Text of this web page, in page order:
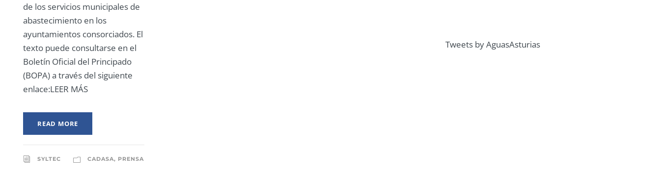
de los servicios municipales de
abastecimiento en los
ayuntamientos consorciados. El
texto puede consultarse en el
Boletín Oficial del Principado
(BOPA) a través del siguiente
enlace:LEER MÁS
READ MORE
SYLTEC CADASA, PRENSA
Tweets by AguasAsturias